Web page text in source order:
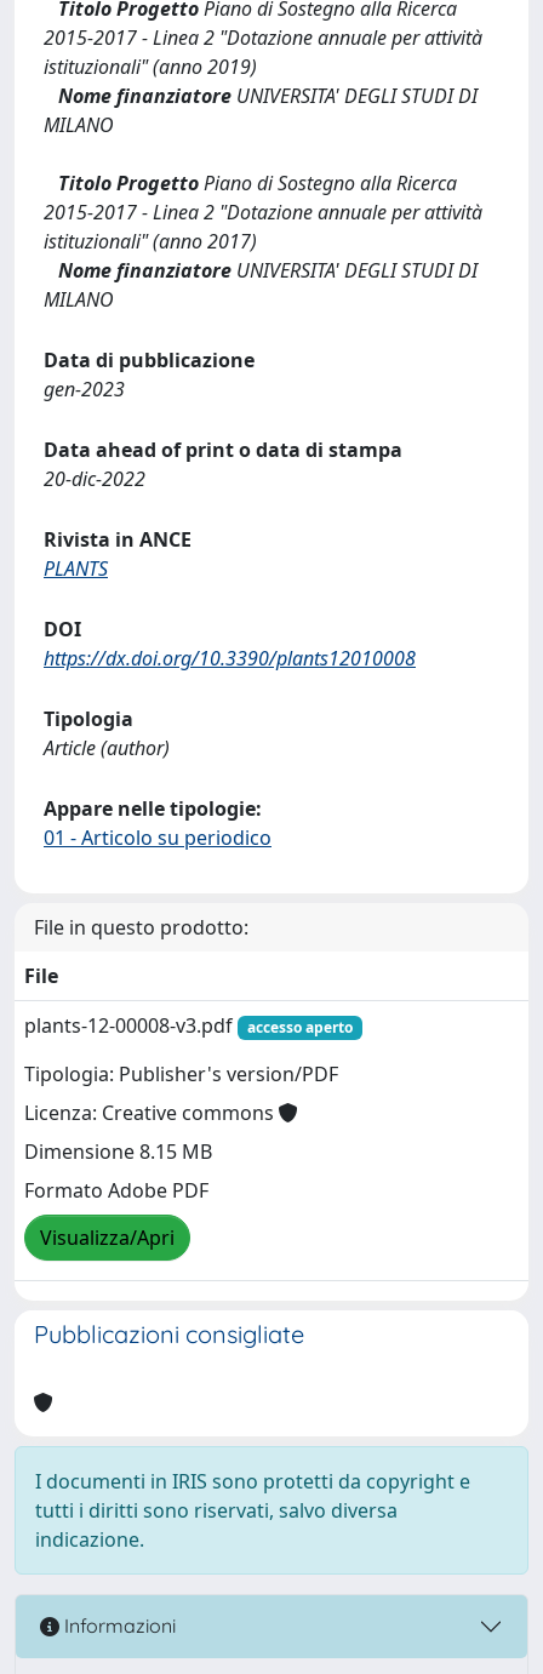
Titolo ProgettoPiano di Sostegno alla Ricerca
2015-2017 - Linea 2 "Dotazione annuale per attività
istituzionali" (anno 2019)
Nome finanziatore UNIVERSITA' DEGLI STUDI DI
MILANO
Titolo ProgettoPiano di Sostegno alla Ricerca
2015-2017 - Linea 2 "Dotazione annuale per attività
istituzionali" (anno 2017)
Nome finanziatore UNIVERSITA' DEGLI STUDI DI
MILANO
Data di pubblicazione
gen-2023
Data ahead of print o data di stampa
20-dic-2022
Rivista in ANCE
PLANTS
DOI
https://dx.doi.org/10.3390/plants12010008
Tipologia
Article (author)
Appare nelle tipologie:
01 - Articolo su periodico
File in questo prodotto:
File
plants-12-00008-v3.pdf
accesso aperto
Tipologia: Publisher's version/PDF
Licenza: Creative commons
Dimensione 8.15 MB
Formato Adobe PDF
Visualizza/Apri
Pubblicazioni consigliate
I documenti in IRIS sono protetti da copyright e
tutti i diritti sono riservati, salvo diversa
indicazione.
Informazioni